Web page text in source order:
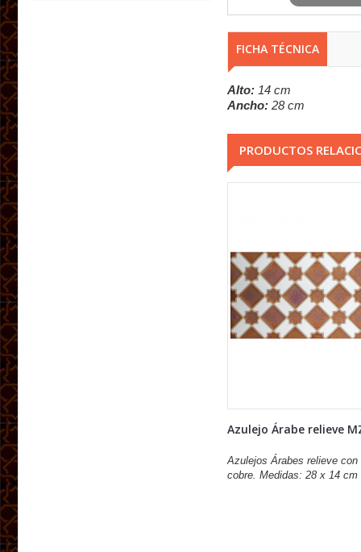
FICHA TÉCNICA
Alto: 14 cm
Ancho: 28 cm
PRODUCTOS
Azulejo Árabe relieve
Azulejos Árabes relieve con
cobre. Medidas: 28 x 14 cm